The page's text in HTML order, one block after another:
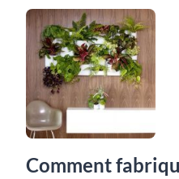
Comment